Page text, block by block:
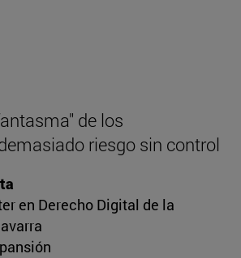
de los
riesgo sin control
en Derecho Digital de la